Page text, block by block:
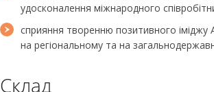
удосконалення міжнародного
сприяння творенню позитивного іміджу
на регіональному та на
Склад